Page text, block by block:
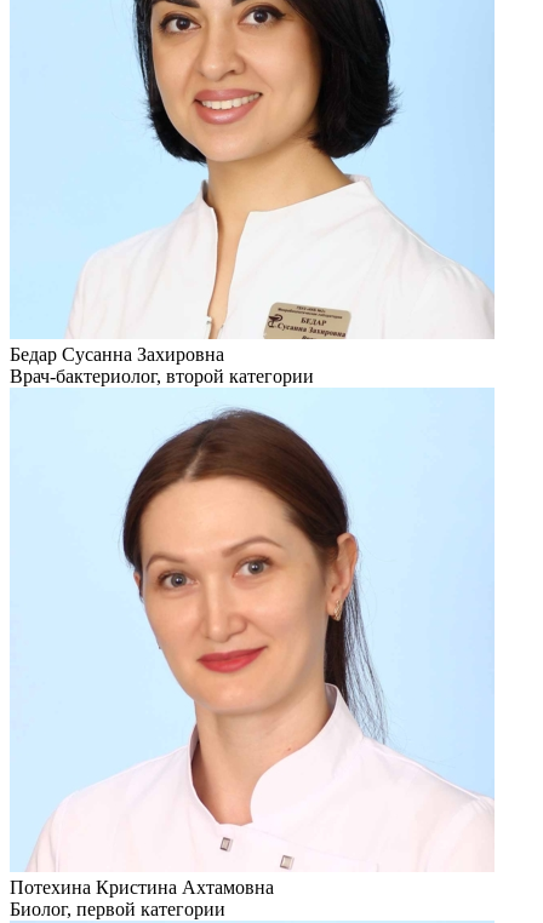
Бедар Сусанна Захировна
Врач-бактериолог, второй категории
Потехина Кристина Ахтамовна
Биолог, первой категории